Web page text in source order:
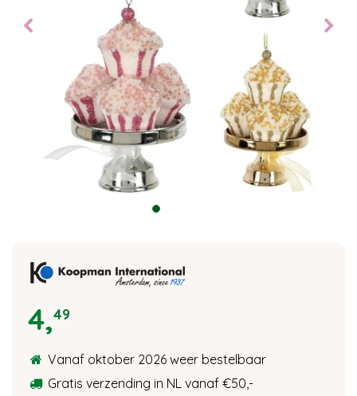
4,49
Vanaf oktober 2026 weer bestelbaar
Gratis verzending in NL vanaf €50,-